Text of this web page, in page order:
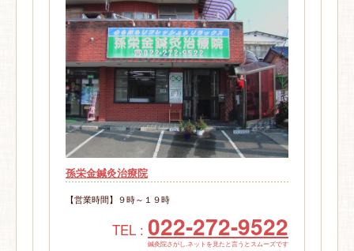
孫栄金鍼灸治療院
【営業時間】９時～１９時
TEL : 022-272-9522
鍼灸院さがし.ネットを見たと言うとスムーズです